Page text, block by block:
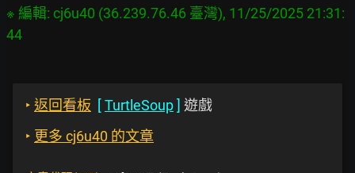
※ 編輯: cj6u40 (36.239.76.46 臺灣), 11/25/2025 21:31:
‣ 返回看板 [TurtleSoup] 遊戲
‣ 更多 cj6u40 的文章